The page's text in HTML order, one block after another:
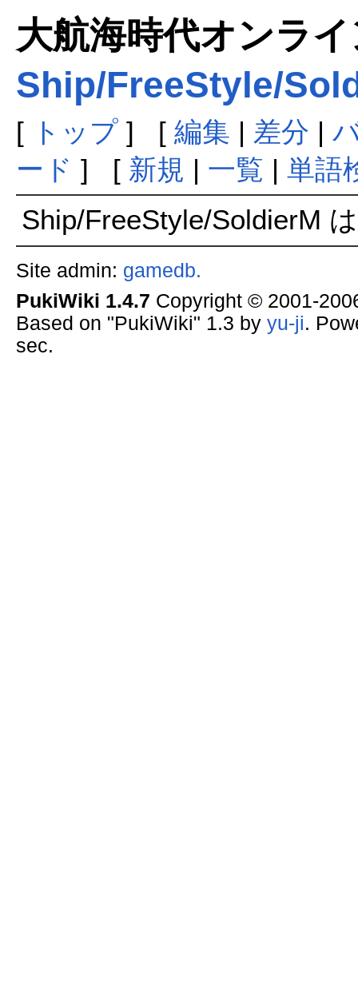
大航海時代オンラ
Ship/FreeStyle/
[ トップ] [ 編集 | 差分 |
ード ] [ 新規 | 一覧 | 単語
Ship/FreeStyle/SoldierM
Site admin: gamedb.
PukiWiki 1.4.7 Copyright © 2001-
Based on "PukiWiki" 1.3 by yu-ji.
sec.